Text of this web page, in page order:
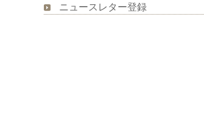
ニュースレター登録